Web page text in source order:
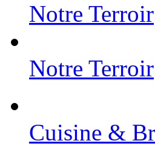
Notre Terroir
Notre Terroir
Cuisine &